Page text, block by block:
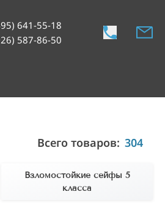
641-55-18
587-86-50
Всего товаров: 304
Взломостойкие сейфы 5
класса